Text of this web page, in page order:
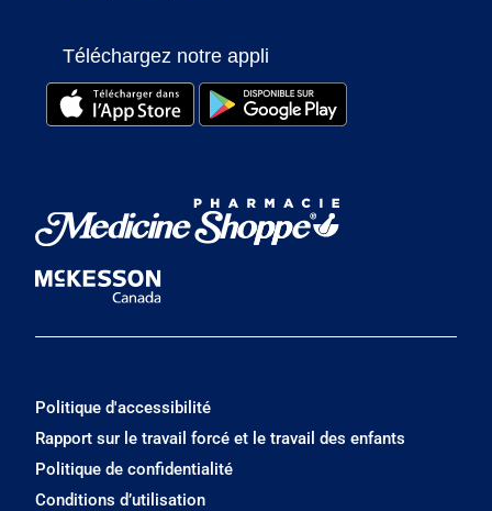
Téléchargez notre appli
Politique d'accessibilité
Rapport sur le travail forcé et le travail des enfants
Politique de confidentialité
Conditions d’utilisation